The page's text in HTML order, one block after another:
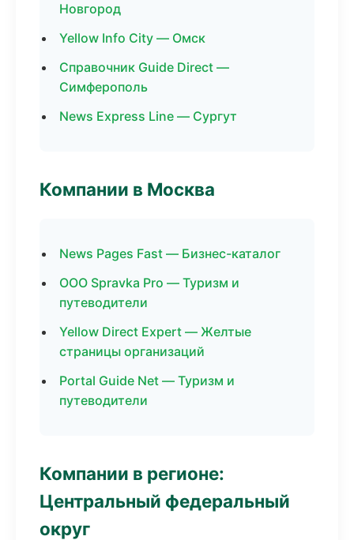
Новгород
Yellow Info City — Омск
Справочник Guide Direct —
Симферополь
News Express Line — Сургут
Компании в Москва
News Pages Fast — Бизнес-каталог
ООО Spravka Pro — Туризм и
путеводители
Yellow Direct Expert — Желтые
страницы организаций
Portal Guide Net — Туризм и
путеводители
Компании в регионе:
Центральный федеральный
округ